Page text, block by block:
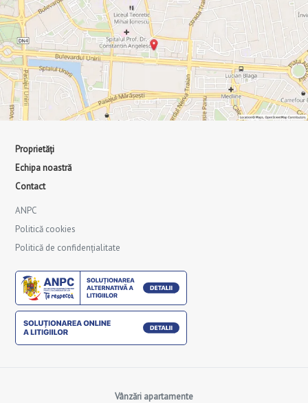
Proprietăți
Echipa noastră
Contact
ANPC
Politică cookies
Politică de confidențialitate
Vânzări apartamente